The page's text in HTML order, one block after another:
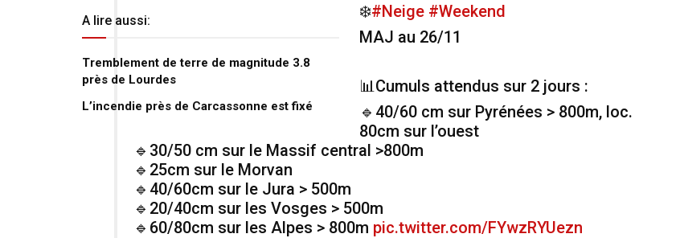
A lire aussi:
Tremblement de terre de magnitude 3.8
près de Lourdes
L’incendie près de Carcassonne est fixé
❄️#Neige #Weekend
MAJ au 26/11
📊Cumuls attendus sur 2 jours :
🔹40/60 cm sur Pyrénées > 800m, loc.
80cm sur l’ouest
🔹30/50 cm sur le Massif central >800m
🔹25cm sur le Morvan
🔹40/60cm sur le Jura > 500m
🔹20/40cm sur les Vosges > 500m
🔹60/80cm sur les Alpes > 800m pic.twitter.com/FYwzRYUezn